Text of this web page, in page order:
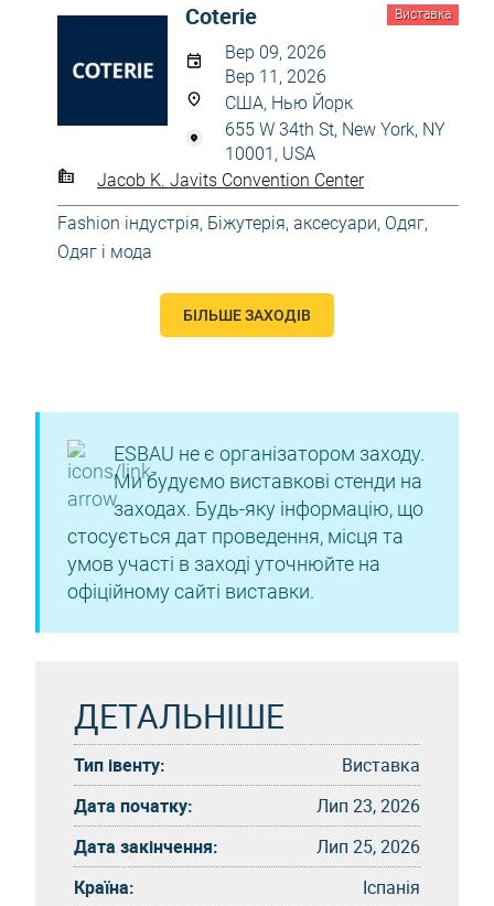
Виставка
Coterie
Вер 09, 2026
Вер 11, 2026
США, Нью Йорк
655 W 34th St, New York, NY
10001, USA
Jacob K. Javits Convention Center
Fashion індустрія, Біжутерія, аксесуари, Одяг,
Одяг і мода
БІЛЬШЕ ЗАХОДІВ
ESBAU не є організатором заходу.
Ми будуємо виставкові стенди на
заходах. Будь-яку інформацію, що
стосується дат проведення, місця та
умов участі в заході уточнюйте на
офіційному сайті виставки.
ДЕТАЛЬНІШЕ
Тип івенту:
Виставка
Дата початку:
Лип 23, 2026
Дата закінчення:
Лип 25, 2026
Країна:
Іспанія